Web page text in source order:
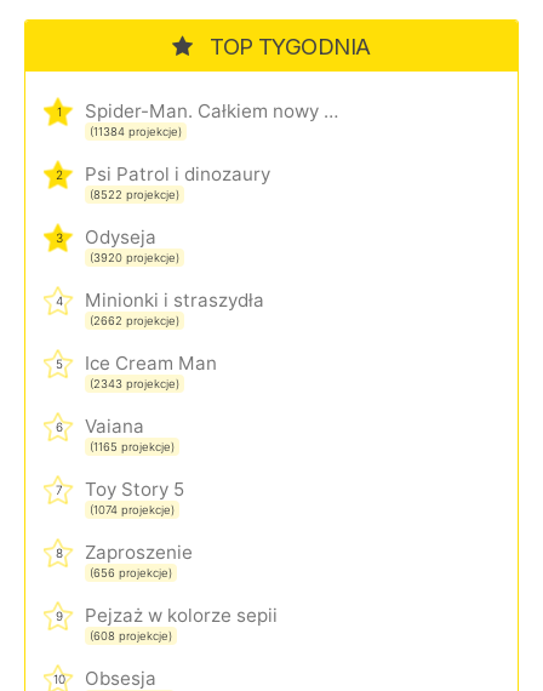
TOP TYGODNIA
1 Spider-Man. Całkiem nowy dzień
(11384 projekcje)
2 Psi Patrol i dinozaury
(8522 projekcje)
3 Odyseja
(3920 projekcje)
4 Minionki i straszydła
(2662 projekcje)
5 Ice Cream Man
(2343 projekcje)
6 Vaiana
(1165 projekcje)
7 Toy Story 5
(1074 projekcje)
8 Zaproszenie
(656 projekcje)
9 Pejzaż w kolorze sepii
(608 projekcje)
10 Obsesja